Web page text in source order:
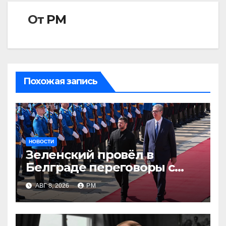
От РМ
Похожая запись
НОВОСТИ
Зеленский провёл в
Белграде переговоры с
Вучичем
АВГ 8, 2026 РМ